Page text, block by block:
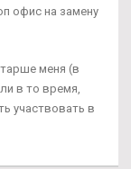
офис на замену
меня (в
в то время,
участвовать в